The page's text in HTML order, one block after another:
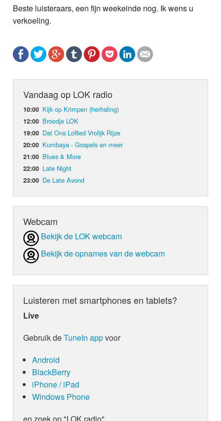
Beste luisteraars, een fijn weekeinde nog. Ik wens u
verkoeling.
Vandaag op LOK radio
10:00 Kijk op Krimpen (herhaling)
12:00 Broodje LOK
19:00 Dat Ons Loflied Vrolijk Rijze
20:00 Kumbaya - Gospels en meer
21:00 Blues & More
22:00 Late Night
23:00 De Late Avond
Webcam
Bekijk de LOK webcam
Bekijk de opnames van de webcam
Luisteren met smartphones en tablets?
Live
Gebruik deTuneIn appvoor
Android
BlackBerry
iPhone / iPad
Windows Phone